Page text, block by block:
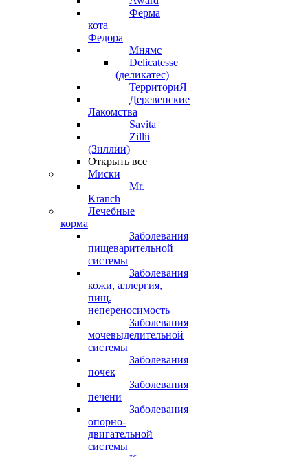
Ферма
кота
Федора
Мнямс
Delicatesse
(деликатес)
ТерриториЯ
Деревенские
Лакомства
Savita
Zillii
(Зиллии)
Открыть все
Миски
Mr.
Kranch
Лечебные
корма
Заболевания
пищеварительной
системы
Заболевания
кожи, аллергия,
пищ.
непереносимость
Заболевания
мочевыделительной
системы
Заболевания
почек
Заболевания
печени
Заболевания
опорно-
двигательной
системы